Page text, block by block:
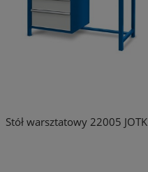
Stół warsztatowy 22005